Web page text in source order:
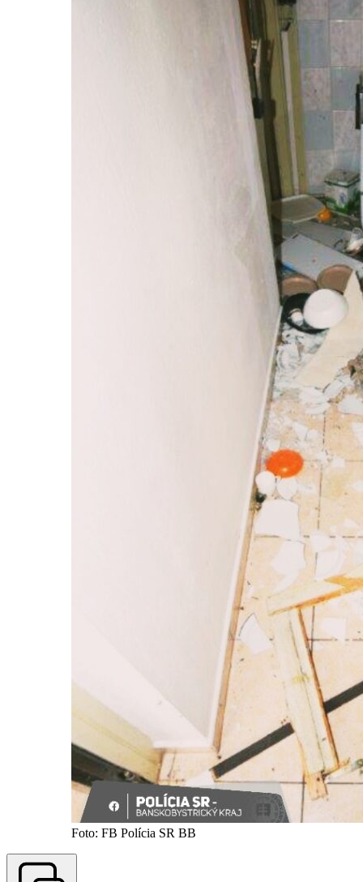
Foto: FB Polícia SR BB